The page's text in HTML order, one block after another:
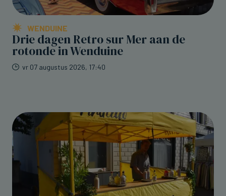
WENDUINE
Drie dagen Retro sur Mer aan de
rotonde in Wenduine
vr 07 augustus 2026, 17:40